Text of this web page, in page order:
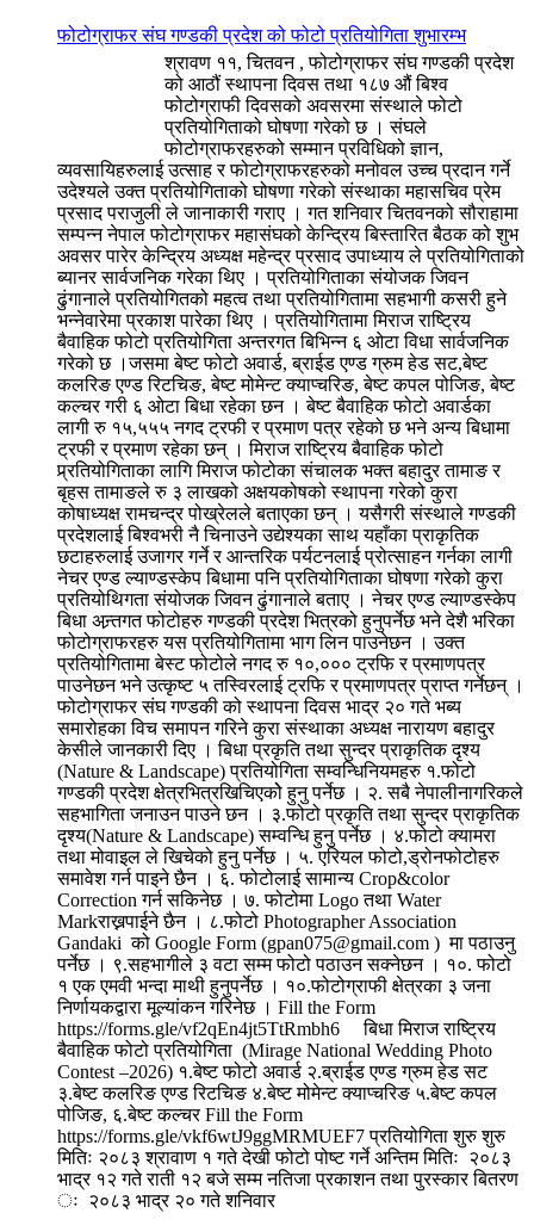
फोटोग्राफर संघ गण्डकी प्रदेश को फोटो प्रतियोगिता शुभारम्भ
श्रावण ११, चितवन , फोटोग्राफर संघ गण्डकी प्रदेश
को आठौं स्थापना दिवस तथा १८७ औं बिश्व
फोटोग्राफी दिवसको अवसरमा संस्थाले फोटो
प्रतियोगिताको घोषणा गरेको छ । संघले
फोटोग्राफरहरुको सम्मान प्रविधिको ज्ञान,
व्यवसायिहरुलाई उत्साह र फोटोग्राफरहरुको मनोवल उच्च प्रदान गर्ने
उदेश्यले उक्त प्रतियोगिताको घोषणा गरेको संस्थाका महासचिव प्रेम
प्रसाद पराजुली ले जानाकारी गराए । गत शनिवार चितवनको सौराहामा
सम्पन्न नेपाल फोटोग्राफर महासंघको केन्द्रिय बिस्तारित बैठक को शुभ
अवसर पारेर केन्द्रिय अध्यक्ष महेन्द्र प्रसाद उपाध्याय ले प्रतियोगिताको
ब्यानर सार्वजनिक गरेका थिए । प्रतियोगिताका संयोजक जिवन
ढुंगानाले प्रतियोगितको महत्व तथा प्रतियोगितामा सहभागी कसरी हुने
भन्नेवारेमा प्रकाश पारेका थिए । प्रतियोगितामा मिराज राष्ट्रिय
बैवाहिक फोटो प्रतियोगिता अन्तरगत बिभिन्न ६ ओटा विधा सार्वजनिक
गरेको छ ।जसमा बेष्ट फोटो अवार्ड, ब्राईड एण्ड ग्रुम हेड सट,बेष्ट
कलरिङ एण्ड रिटचिङ, बेष्ट मोमेन्ट क्याप्चरिङ, बेष्ट कपल पोजिङ, बेष्ट
कल्चर गरी ६ ओटा बिधा रहेका छन । बेष्ट बैवाहिक फोटो अवार्डका
लागी रु १५,५५५ नगद ट्रफी र प्रमाण पत्र रहेको छ भने अन्य बिधामा
ट्रफी र प्रमाण रहेका छन् । मिराज राष्ट्रिय बैवाहिक फोटो
प्र्रतियोगिताका लागि मिराज फोटोका संचालक भक्त बहादुर तामाङ र
बृहस तामाङले रु ३ लाखको अक्षयकोषको स्थापना गरेको कुरा
कोषाध्यक्ष रामचन्द्र पोख्रेलले बताएका छन् । यसैगरी संस्थाले गण्डकी
प्रदेशलाई बिश्वभरी नै चिनाउने उद्येश्यका साथ यहाँका प्राकृतिक
छटाहरुलाई उजागर गर्ने र आन्तरिक पर्यटनलाई प्रोत्साहन गर्नका लागी
नेचर एण्ड ल्याण्डस्केप बिधामा पनि प्रतियोगिताका घोषणा गरेको कुरा
प्रतियोथिगता संयोजक जिवन ढुंगानाले बताए । नेचर एण्ड ल्याण्डस्केप
बिधा अन्र्तगत फोटोहरु गण्डकी प्रदेश भित्रको हुनुपर्नेछ भने देशै भरिका
फोटोग्राफरहरु यस प्रतियोगितामा भाग लिन पाउनेछन । उक्त
प्रतियोगितामा बेस्ट फोटोले नगद रु १०,००० ट्रफि र प्रमाणपत्र
पाउनेछन भने उत्कृष्ट ५ तस्विरलाई ट्रफि र प्रमाणपत्र प्राप्त गर्नेछन् ।
फोटोग्राफर संघ गण्डकी को स्थापना दिवस भाद्र २० गते भब्य
समारोहका विच समापन गरिने कुरा संस्थाका अध्यक्ष नारायण बहादुर
केसीले जानकारी दिए । बिधा प्रकृति तथा सुन्दर प्राकृतिक दृश्य
(Nature & Landscape) प्रतियोगिता सम्वन्धिनियमहरु १.फोटो
गण्डकी प्रदेश क्षेत्रभित्रखिचिएकोे हुनु पर्नेछ । २. सबै नेपालीनागरिकले
सहभागिता जनाउन पाउने छन । ३.फोटो प्रकृति तथा सुन्दर प्राकृतिक
दृश्य(Nature & Landscape) सम्वन्धि हुनु पर्नेछ । ४.फोटो क्यामरा
तथा मोवाइल ले खिचेको हुनु पर्नेछ । ५. एरियल फोटो,ड्रोनफोटोहरु
समावेश गर्न पाइने छैन । ६. फोटोलाई सामान्य Crop&color
Correction गर्न सकिनेछ । ७. फोटोमा Logo तथा Water
Markराख्नपाईने छैन । ८.फोटो Photographer Association
Gandaki को Google Form (gpan075@gmail.com ) मा पठाउनु
पर्नेछ । ९.सहभागीले ३ वटा सम्म फोटो पठाउन सक्नेछन । १०. फोटो
१ एक एमवी भन्दा माथी हुनुपर्नेछ । १०.फोटोग्राफी क्षेत्रका ३ जना
निर्णायकद्वारा मूल्यांकन गरिनेछ । Fill the Form
https://forms.gle/vf2qEn4jt5TtRmbh6 बिधा मिराज राष्ट्रिय
बैवाहिक फोटो प्रतियोगिता (Mirage National Wedding Photo
Contest –2026) १.बेष्ट फोटो अवार्ड २.ब्राईड एण्ड ग्रुम हेड सट
३.बेष्ट कलरिङ एण्ड रिटचिङ ४.बेष्ट मोमेन्ट क्याप्चरिङ ५.बेष्ट कपल
पोजिङ, ६.बेष्ट कल्चर Fill the Form
https://forms.gle/vkf6wtJ9ggMRMUEF7 प्रतियोगिता शुरु शुरु
मितिः २०८३ श्रावाण १ गते देखी फोटो पोष्ट गर्ने अन्तिम मितिः २०८३
भाद्र १२ गते राती १२ बजे सम्म नतिजा प्रकाशन तथा पुरस्कार बितरण
ः २०८३ भाद्र २० गते शनिवार